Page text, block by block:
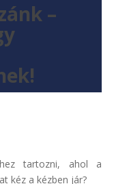
–
tartozni, ahol a
kéz a kézben jár?